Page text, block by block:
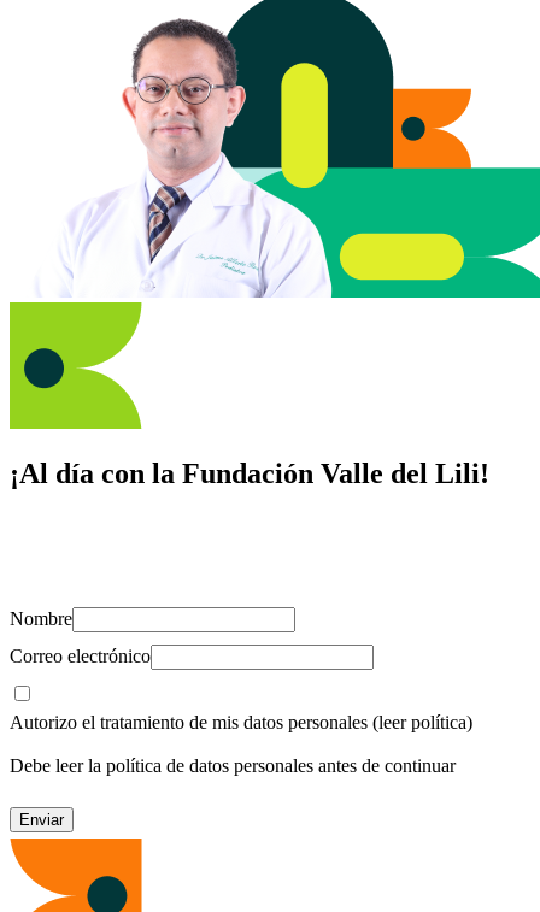
¡Al día con la Fundación Valle del Lili!
Nombre
Correo electrónico
Autorizo el tratamiento de mis datos personales (leer política)
Debe leer la política de datos personales antes de continuar